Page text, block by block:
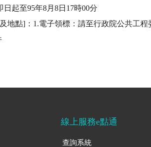
起至95年8月8日17時00分
地點]：1.電子領標：請至行政院公共工程
線上服務e點通
查詢系統